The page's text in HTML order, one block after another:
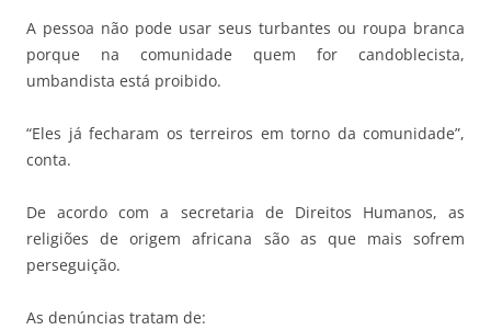
A pessoa não pode usar seus turbantes ou roupa branca
porque na comunidade quem for candoblecista,
umbandista está proibido.
“Eles já fecharam os terreiros em torno da comunidade”,
conta.
De acordo com a secretaria de Direitos Humanos, as
religiões de origem africana são as que mais sofrem
perseguição.
As denúncias tratam de: